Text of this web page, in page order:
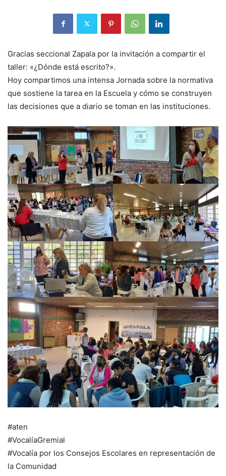
Gracias seccional Zapala por la invitación a compartir el
taller: «¿Dónde está escrito?».
Hoy compartimos una intensa Jornada sobre la normativa
que sostiene la tarea en la Escuela y cómo se construyen
las decisiones que a diario se toman en las instituciones.
#aten
#VocalíaGremial
#Vocalía por los Consejos Escolares en representación de
la Comunidad